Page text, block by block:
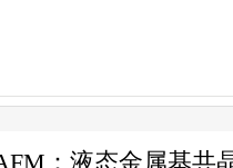
：液态金属基共